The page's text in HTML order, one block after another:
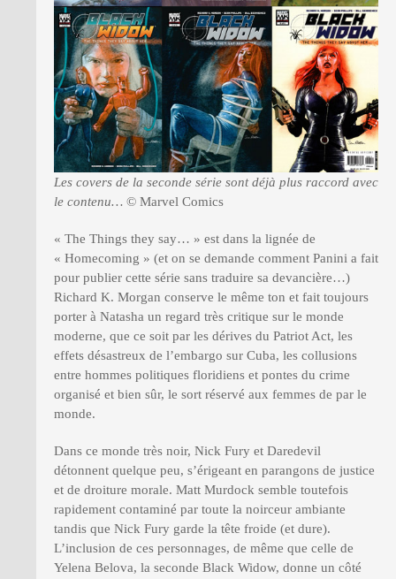
Les covers de la seconde série sont déjà plus raccord avec
le contenu… © Marvel Comics
« The Things they say… » est dans la lignée de
« Homecoming » (et on se demande comment Panini a fait
pour publier cette série sans traduire sa devancière…)
Richard K. Morgan conserve le même ton et fait toujours
porter à Natasha un regard très critique sur le monde
moderne, que ce soit par les dérives du Patriot Act, les
effets désastreux de l’embargo sur Cuba, les collusions
entre hommes politiques floridiens et pontes du crime
organisé et bien sûr, le sort réservé aux femmes de par le
monde.
Dans ce monde très noir, Nick Fury et Daredevil
détonnent quelque peu, s’érigeant en parangons de justice
et de droiture morale. Matt Murdock semble toutefois
rapidement contaminé par toute la noirceur ambiante
tandis que Nick Fury garde la tête froide (et dure).
L’inclusion de ces personnages, de même que celle de
Yelena Belova, la seconde Black Widow, donne un côté